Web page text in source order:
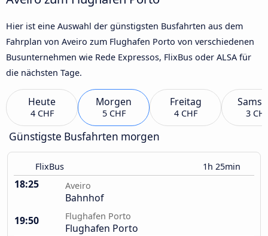
Hier ist eine Auswahl der günstigsten Busfahrten aus dem
Fahrplan von Aveiro zum Flughafen Porto von verschiedenen
Busunternehmen wie Rede Expressos, FlixBus oder ALSA für
die nächsten Tage.
Heute
4 CHF
Morgen
5 CHF
Freitag
4 CHF 3
Günstigste Busfahrten morgen
FlixBus 1h 25min
18:25 Aveiro
Bahnhof
19:50
Flughafen Porto
Flughafen Porto